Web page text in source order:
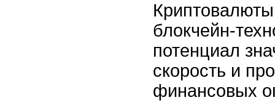
блокчейн-
потенциал
скорость и
финансовых